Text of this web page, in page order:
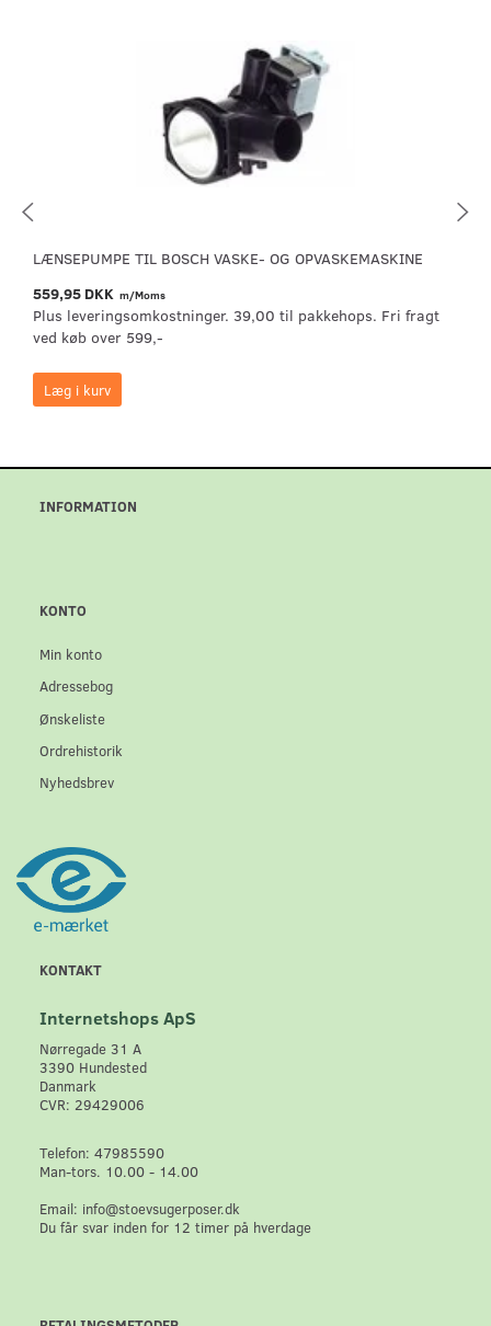
LÆNSEPUMPE TIL BOSCH VASKE- OG OPVASKEMASKINE
559,95 DKK m/Moms
Plus leveringsomkostninger. 39,00 til pakkehops. Fri fragt
ved køb over 599,-
Læg i kurv
INFORMATION
KONTO
Min konto
Adressebog
Ønskeliste
Ordrehistorik
Nyhedsbrev
KONTAKT
Internetshops ApS
Nørregade 31 A
3390 Hundested
Danmark
CVR: 29429006
Telefon: 47985590
Man-tors. 10.00 - 14.00
Email: info@stoevsugerposer.dk
Du får svar inden for 12 timer på hverdage